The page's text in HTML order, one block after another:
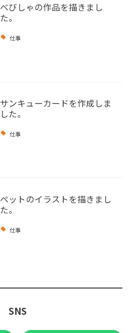
べびしゃの作品を描きまし
た。
仕事
サンキューカードを作成しま
した。
仕事
ペットのイラストを描きまし
た。
仕事
SNS